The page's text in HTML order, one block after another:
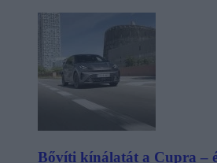
Bővíti kínálatát a Cupra –